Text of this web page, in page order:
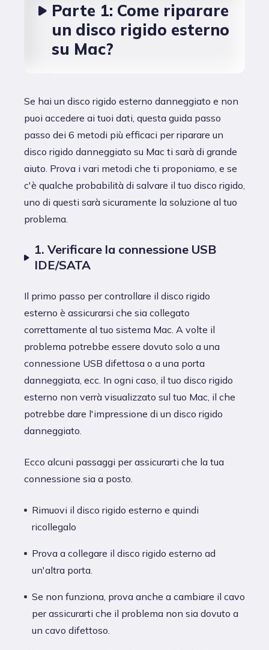
Parte 1: Come riparare
un disco rigido esterno
su Mac?
Se hai un disco rigido esterno danneggiato e non
puoi accedere ai tuoi dati, questa guida passo
passo dei 6 metodi più efficaci per riparare un
disco rigido danneggiato su Mac ti sarà di grande
aiuto. Prova i vari metodi che ti proponiamo, e se
c'è qualche probabilità di salvare il tuo disco rigido,
uno di questi sarà sicuramente la soluzione al tuo
problema.
1. Verificare la connessione USB
IDE/SATA
Il primo passo per controllare il disco rigido
esterno è assicurarsi che sia collegato
correttamente al tuo sistema Mac. A volte il
problema potrebbe essere dovuto solo a una
connessione USB difettosa o a una porta
danneggiata, ecc. In ogni caso, il tuo disco rigido
esterno non verrà visualizzato sul tuo Mac, il che
potrebbe dare l'impressione di un disco rigido
danneggiato.
Ecco alcuni passaggi per assicurarti che la tua
connessione sia a posto.
Rimuovi il disco rigido esterno e quindi
ricollegalo
Prova a collegare il disco rigido esterno ad
un'altra porta.
Se non funziona, prova anche a cambiare il cavo
per assicurarti che il problema non sia dovuto a
un cavo difettoso.